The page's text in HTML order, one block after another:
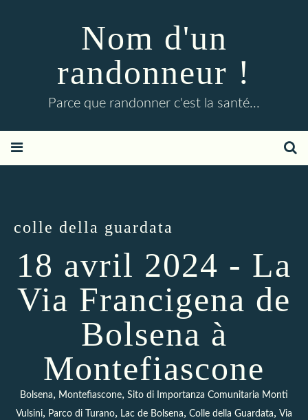
Nom d'un
randonneur !
Parce que randonner c'est la santé...
colle della guardata
18 avril 2024 - La
Via Francigena de
Bolsena à
Montefiascone
Bolsena, Montefiascone, Sito di Importanza Comunitaria Monti
Vulsini, Parco di Turano, Lac de Bolsena, Colle della Guardata, Via